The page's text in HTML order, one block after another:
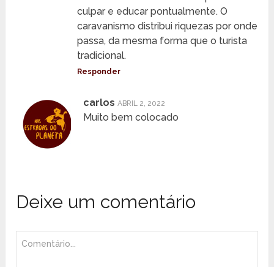
culpar e educar pontualmente. O
caravanismo distribui riquezas por onde
passa, da mesma forma que o turista
tradicional.
Responder
carlos ABRIL 2, 2022
Muito bem colocado
Deixe um comentário